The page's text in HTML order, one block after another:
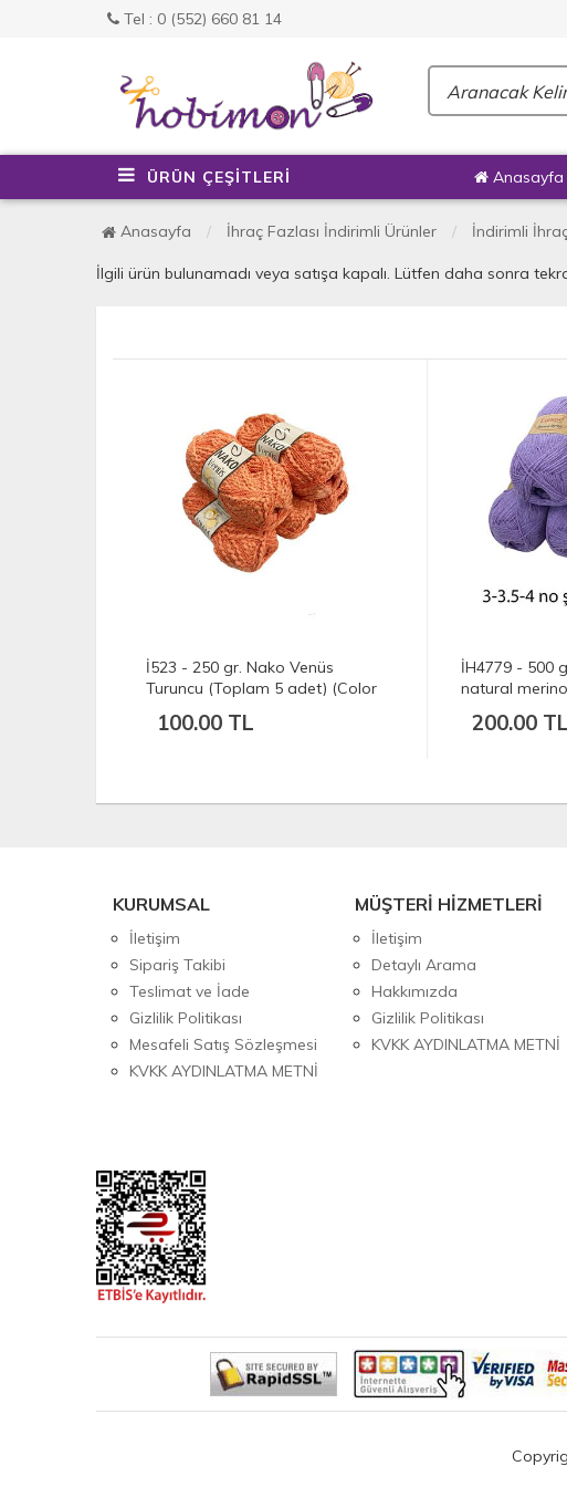
Tel : 0 (552) 660 81 14
ÜRÜN ÇEŞİTLERİ Anasayfa
Anasayfa İhraç Fazlası İndirimli Ürünler İndirimli
İlgili ürün bulunamadı veya satışa kapalı. Lütfen daha sonra
İ523 - 250 gr. Nako Venüs
Turuncu (Toplam 5 adet) (Color
100.00 TL
İH4779 - 500
natural
200.00 TL
KURUMSAL
İletişim
Sipariş Takibi
Teslimat ve İade
Gizlilik Politikası
Mesafeli Satış Sözleşmesi
KVKK AYDINLATMA METNİ
MÜŞTERİ HİZMETLERİ
İletişim
Detaylı Arama
Hakkımızda
Gizlilik Politikası
KVKK AYDINLATMA METNİ